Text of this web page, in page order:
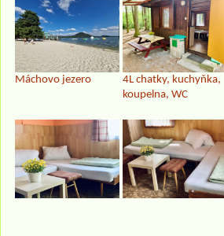
Máchovo jezero
4L chatky, kuchyňka,
koupelna, WC